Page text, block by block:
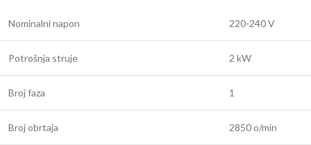
Nominalni napon 220-240 V
Potrošnja struje 2 kW
Broj faza 1
Broj obrtaja 2850 o/min